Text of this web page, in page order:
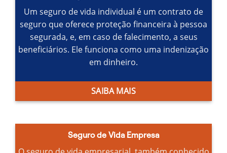
Um seguro de vida individual é um contrato de
seguro que oferece proteção financeira à pessoa
segurada, e, em caso de falecimento, a seus
beneficiários. Ele funciona como uma indenização
em dinheiro.
SAIBA MAIS
Seguro de Vida Empresa